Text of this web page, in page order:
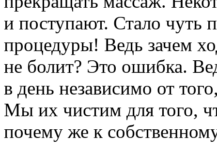
и поступают. Стало чуть
процедуры! Ведь зачем
не болит? Это ошибка.
в день независимо от
Мы их чистим для того,
почему же к